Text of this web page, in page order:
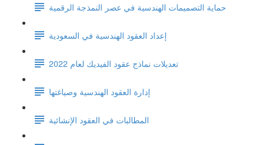
حماية التصميمات الهندسية في عصر النمذجة الرقمية
إعداد العقود الهندسية في السعودية
تعديلات نماذج عقود الفيديك لعام 2022
إدارة العقود الهندسية وصياغتها
المطالبات في العقود الإنشائية